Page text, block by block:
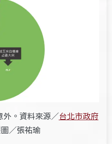
外。資料來源／台北市政府
圖／張祐瑜